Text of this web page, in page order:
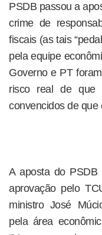
PSDB passou a
crime de
fiscais (as tais
pela equipe
Governo e PT
risco real de que
convencidos de que
A aposta do PSDB
aprovação pelo
ministro José
pela área